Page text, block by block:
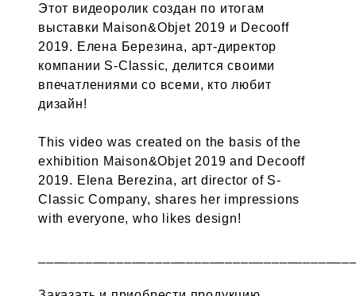
Этот видеоролик создан по итогам
выставки Maison&Objet 2019 и Decooff
2019. Елена Березина, арт-директор
компании S-Classic, делится своими
впечатлениями со всеми, кто любит
дизайн!
This video was created on the basis of the
exhibition Maison&Objet 2019 and Decooff
2019. Elena Berezina, art director of S-
Classic Company, shares her impressions
with everyone, who likes design!